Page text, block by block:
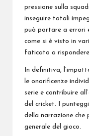
pressione sulla
inseguire totali
può portare a errori
come si è visto in
faticato a
In definitiva,
le onorificenze
serie e contribuire
del cricket. I
della narrazione che
generale del gioco.